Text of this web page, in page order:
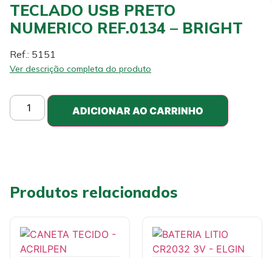
TECLADO USB PRETO
NUMERICO REF.0134 – BRIGHT
Ref.: 5151
Ver descrição completa do produto
ADICIONAR AO CARRINHO
Produtos relacionados